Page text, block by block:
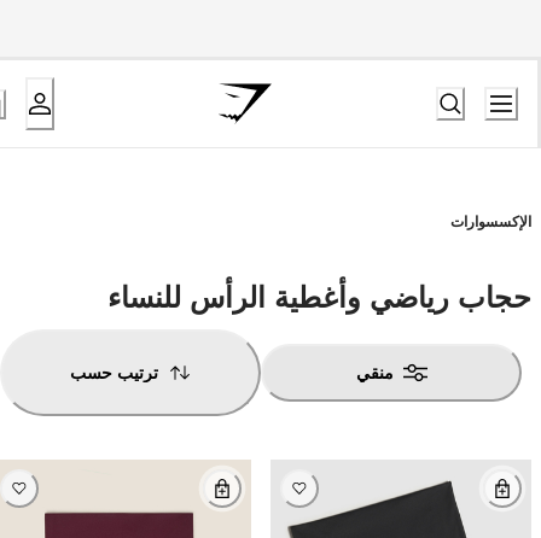
الإكسسوارات
حجاب رياضي وأغطية الرأس للنساء
منقي ترتيب حسب